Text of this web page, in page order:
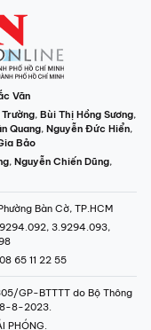
Văn
, Bùi Thị Hồng Sương,
Quang, Nguyễn Đức Hiển,
Bảo
, Nguyễn Chiến Dũng,
Bàn Cờ, TP.HCM
3.9294.093,
65 11 22 55
GP-BTTTT do Bộ Thông
8-2023.
PHÓNG.